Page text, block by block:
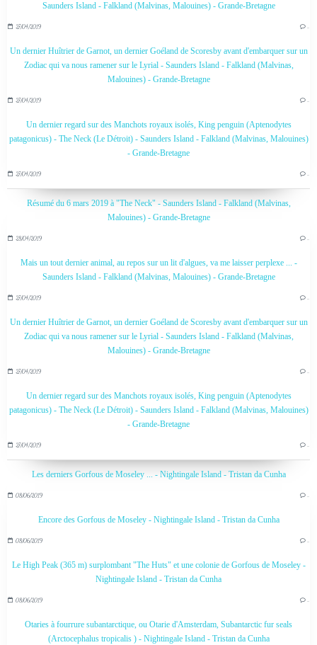
Saunders Island - Falkland (Malvinas, Malouines) - Grande-Bretagne
27/04/2019 …
Un dernier Huîtrier de Garnot, un dernier Goéland de Scoresby avant d'embarquer sur un
Zodiac qui va nous ramener sur le Lyrial - Saunders Island - Falkland (Malvinas,
Malouines) - Grande-Bretagne
27/04/2019 …
Un dernier regard sur des Manchots royaux isolés, King penguin (Aptenodytes
patagonicus) - The Neck (Le Détroit) - Saunders Island - Falkland (Malvinas, Malouines)
- Grande-Bretagne
27/04/2019 …
Résumé du 6 mars 2019 à "The Neck" - Saunders Island - Falkland (Malvinas,
Malouines) - Grande-Bretagne
28/04/2019 …
Mais un tout dernier animal, au repos sur un lit d'algues, va me laisser perplexe ... -
Saunders Island - Falkland (Malvinas, Malouines) - Grande-Bretagne
27/04/2019 …
Un dernier Huîtrier de Garnot, un dernier Goéland de Scoresby avant d'embarquer sur un
Zodiac qui va nous ramener sur le Lyrial - Saunders Island - Falkland (Malvinas,
Malouines) - Grande-Bretagne
27/04/2019 …
Un dernier regard sur des Manchots royaux isolés, King penguin (Aptenodytes
patagonicus) - The Neck (Le Détroit) - Saunders Island - Falkland (Malvinas, Malouines)
- Grande-Bretagne
27/04/2019 …
Les derniers Gorfous de Moseley ... - Nightingale Island - Tristan da Cunha
08/06/2019 …
Encore des Gorfous de Moseley - Nightingale Island - Tristan da Cunha
08/06/2019 …
Le High Peak (365 m) surplombant "The Huts" et une colonie de Gorfous de Moseley -
Nightingale Island - Tristan da Cunha
08/06/2019 …
Otaries à fourrure subantarctique, ou Otarie d'Amsterdam, Subantarctic fur seals
(Arctocephalus tropicalis ) - Nightingale Island - Tristan da Cunha